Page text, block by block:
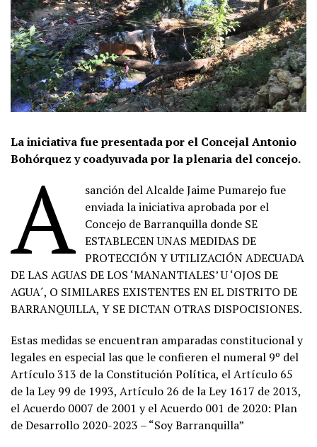
La iniciativa fue presentada por el Concejal Antonio
Bohórquez y coadyuvada por la plenaria del concejo.
A
sanción del Alcalde Jaime Pumarejo fue
enviada la iniciativa aprobada por el
Concejo de Barranquilla donde SE
ESTABLECEN UNAS MEDIDAS DE
PROTECCIÓN Y UTILIZACIÓN ADECUADA
DE LAS AGUAS DE LOS ‘MANANTIALES’ U ‘OJOS DE
AGUA´, O SIMILARES EXISTENTES EN EL DISTRITO DE
BARRANQUILLA, Y SE DICTAN OTRAS DISPOCISIONES.
Estas medidas se encuentran amparadas constitucional y
legales en especial las que le confieren el numeral 9º del
Artículo 313 de la Constitución Política, el Artículo 65
de la Ley 99 de 1993, Artículo 26 de la Ley 1617 de 2013,
el Acuerdo 0007 de 2001 y el Acuerdo 001 de 2020: Plan
de Desarrollo 2020-2023 – “Soy Barranquilla”